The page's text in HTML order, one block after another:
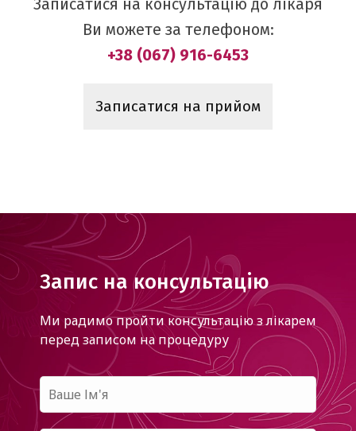
Записатися на консультацію до лікаря
Ви можете за телефоном:
+38 (067) 916-6453
Записатися на прийом
Запис на консультацію
Ми радимо пройти консультацію з лікарем
перед записом на процедуру